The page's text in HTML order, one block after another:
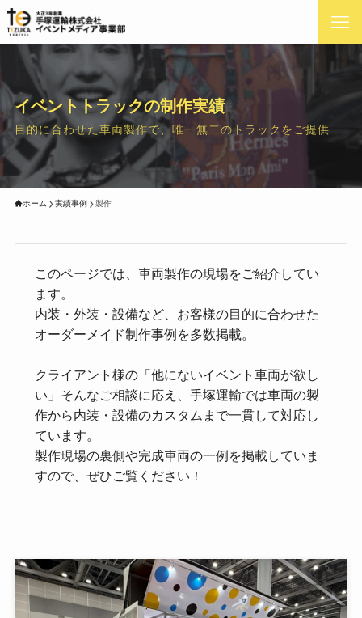
イベントトラックの制作実績
目的に合わせた車両製作で、唯一無二のトラックをご提供
ホーム 実績事例 製作
このページでは、車両製作の現場をご紹介してい
ます。
内装・外装・設備など、お客様の目的に合わせた
オーダーメイド制作事例を多数掲載。
クライアント様の「他にないイベント車両が欲し
い」そんなご相談に応え、手塚運輸では車両の製
作から内装・設備のカスタムまで一貫して対応し
ています。
製作現場の裏側や完成車両の一例を掲載していま
すので、ぜひご覧ください！